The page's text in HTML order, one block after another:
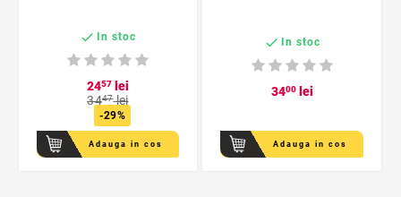
 In stoc
2457lei
3447lei
-29%
Adauga in cos
 In stoc
3400lei
Adauga in cos